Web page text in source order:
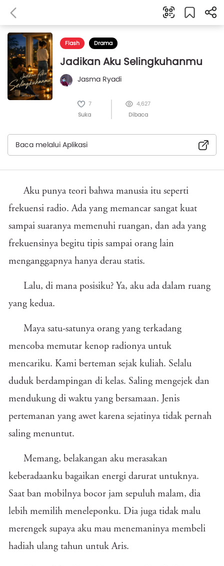
Flash Drama
Jadikan Aku Selingkuhanmu
Jasma Ryadi
7
Suka
4,627
Dibaca
Baca melalui Aplikasi
Aku punya teori bahwa manusia itu seperti
frekuensi radio. Ada yang memancar sangat kuat
sampai suaranya memenuhi ruangan, dan ada yang
frekuensinya begitu tipis sampai orang lain
menganggapnya hanya derau statis.
Lalu, di mana posisiku? Ya, aku ada dalam ruang
yang kedua.
Maya satu-satunya orang yang terkadang
mencoba memutar kenop radionya untuk
mencariku. Kami berteman sejak kuliah. Selalu
duduk berdampingan di kelas. Saling mengejek dan
mendukung di waktu yang bersamaan. Jenis
pertemanan yang awet karena sejatinya tidak pernah
saling menuntut.
Memang, belakangan aku merasakan
keberadaanku bagaikan energi darurat untuknya.
Saat ban mobilnya bocor jam sepuluh malam, dia
lebih memilih meneleponku. Dia juga tidak malu
merengek supaya aku mau menemaninya membeli
hadiah ulang tahun untuk Aris.